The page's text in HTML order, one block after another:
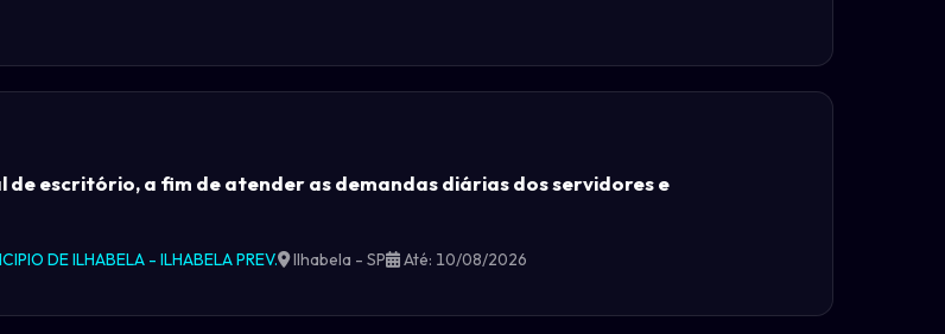
escritório, a fim de atender as demandas diárias dos servidores e
DE ILHABELA - ILHABELA PREV. Ilhabela - SP Até: 10/08/2026